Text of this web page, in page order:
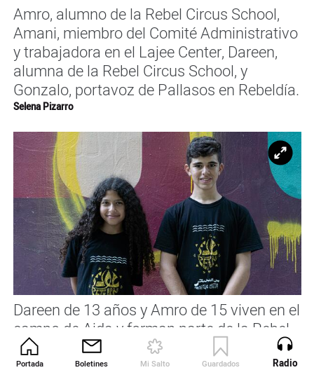
Portada Boletines Mi Salto Guardados Revista
Amro, alumno de la Rebel Circus School,
Amani, miembro del Comité Administrativo
y trabajadora en el Lajee Center, Dareen,
alumna de la Rebel Circus School, y
Gonzalo, portavoz de Pallasos en Rebeldía.
Selena Pizarro
Dareen de 13 años y Amro de 15 viven en el
campo de Aida y forman parte de la Rebel
Circus School.
Selena Pizarro
Radio